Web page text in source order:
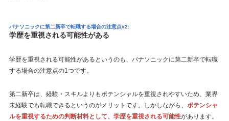
パナソニックに第二新卒で転職する場合の注意点#2:
学歴を重視される可能性がある
学歴を重視される可能性があるというのも、パナソニックに第二新卒で転職
する場合の注意点の1つです。
第二新卒は、経験・スキルよりもポテンシャルを重視されやすいため、業界
未経験でも転職できるというのがメリットです。しかしながら、 ポテンシャ
ルを重視するための判断材料として、学歴を重視される可能性があります。